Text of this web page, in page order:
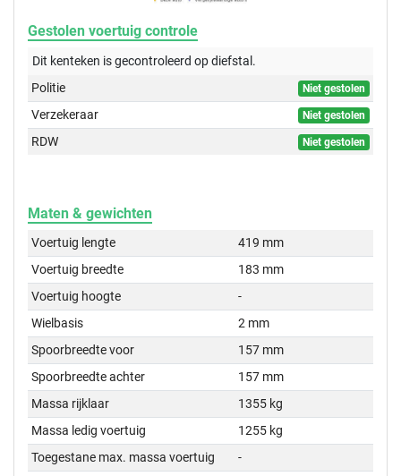
Gestolen voertuig controle
Dit kenteken is gecontroleerd opdiefstal.
Politie
Niet gestolen
Verzekeraar Niet gestolen
RDW Niet gestolen
Maten & gewichten
Voertuig lengte
419 mm
Voertuig breedte
183 mm
Voertuig hoogte
-
Wielbasis
2 mm
Spoorbreedte voor
157 mm
Spoorbreedte achter
157 mm
Massa rijklaar
1355 kg
Massa ledig voertuig
1255 kg
Toegestane max. massa voertuig
-